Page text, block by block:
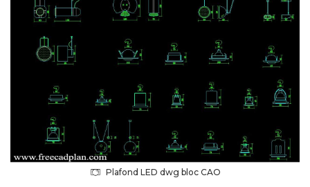
Plafond LED dwg bloc CAO